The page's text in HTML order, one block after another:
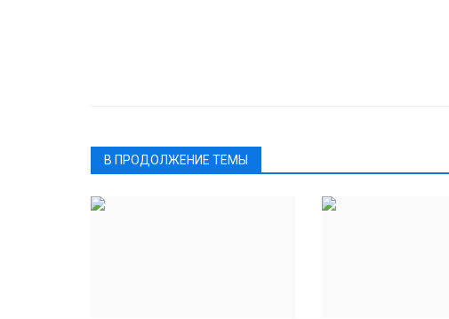
В ПРОДОЛЖЕНИЕ ТЕМЫ